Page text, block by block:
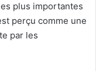
plus importantes
perçu comme une
par les